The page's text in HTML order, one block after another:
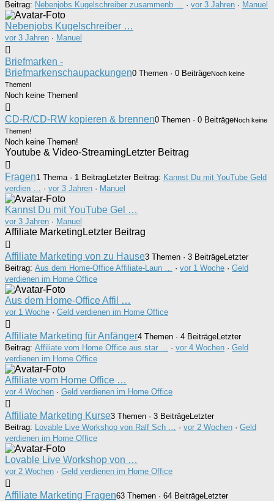
Beitrag: Nebenjobs Kugelschreiber zusammenb … · vor 3 Jahren · Manuel
Nebenjobs Kugelschreiber …
vor 3 Jahren · Manuel
Briefmarken -
Briefmarkenschaupackungen0 Themen · 0 BeiträgeNoch keine
Themen!
Noch keine Themen!
CD-R/CD-RW kopieren & brennen0 Themen · 0 BeiträgeNoch keine
Themen!
Noch keine Themen!
Youtube & Video-Streaming Letzter Beitrag
Fragen1 Thema · 1 BeitragLetzter Beitrag: Kannst Du mit YouTube Geld
verdien …
· vor 3 Jahren · Manuel
Kannst Du mit YouTube Gel …
vor 3 Jahren · Manuel
Affiliate Marketing Letzter Beitrag
Affiliate Marketing von zu Hause3 Themen · 3 BeiträgeLetzter
Beitrag: Aus dem Home-Office Affiliate-Laun … · vor 1 Woche · Geld
verdienen im Home Office
Aus dem Home-Office Affil …
vor 1 Woche · Geld verdienen im Home Office
Affiliate Marketing für Anfänger4 Themen · 4 BeiträgeLetzter
Beitrag: Affiliate vom Home Office aus star … · vor 4 Wochen · Geld
verdienen im Home Office
Affiliate vom Home Office …
vor 4 Wochen · Geld verdienen im Home Office
Affiliate Marketing Kurse3 Themen · 3 BeiträgeLetzter
Beitrag: Lovable Live Workshop von Ralf Sch … · vor 2 Wochen · Geld
verdienen im Home Office
Lovable Live Workshop von …
vor 2 Wochen · Geld verdienen im Home Office
Affiliate Marketing Fragen63 Themen · 64 BeiträgeLetzter